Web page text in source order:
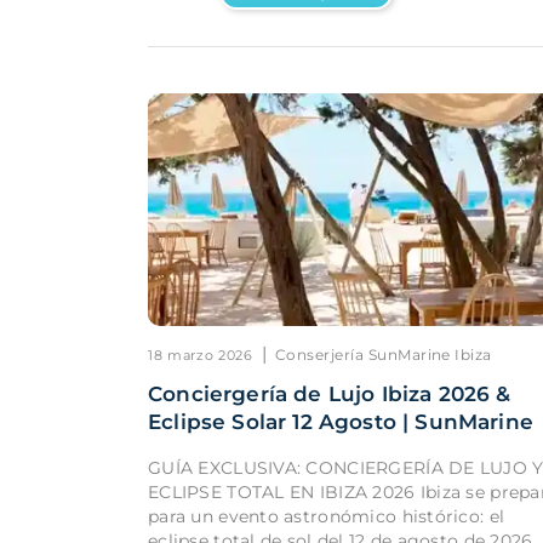
18 marzo 2026 | Conserjería SunMarine Ibiza
Conciergería de Lujo Ibiza 2026 &
Eclipse Solar 12 Agosto | SunMarine
GUÍA EXCLUSIVA: CONCIERGERÍA DE LUJO Y
ECLIPSE TOTAL EN IBIZA 2026 Ibiza se
para un evento astronómico histórico: el